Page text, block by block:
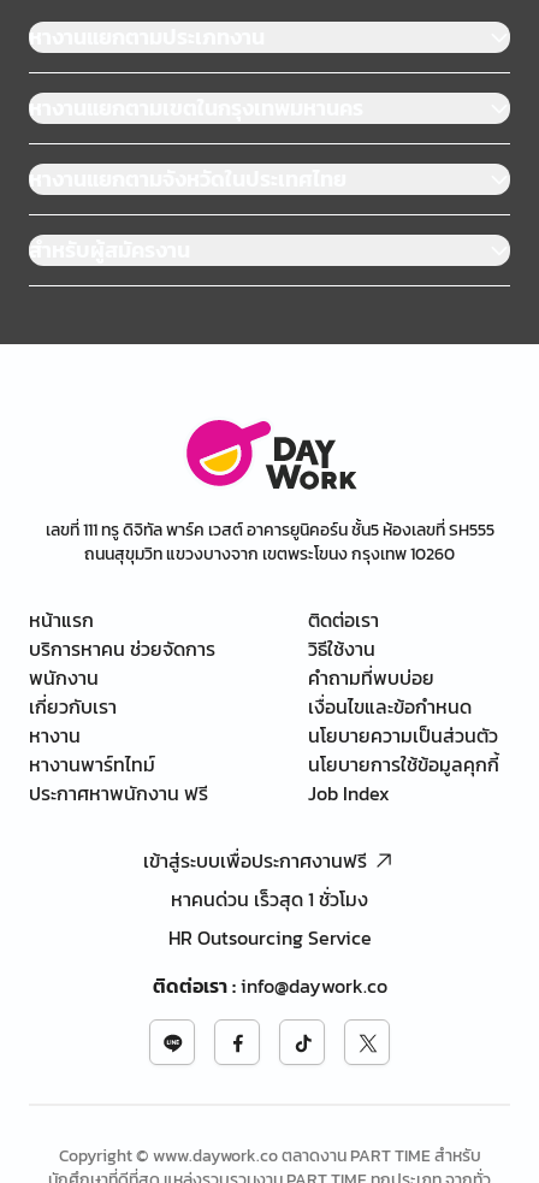
หางานแยกตามประเภทงาน
หางานแยกตามเขตในกรุงเทพมหานคร
หางานแยกตามจังหวัดในประเทศไทย
สำหรับผู้สมัครงาน
เลขที่ 111 ทรู ดิจิทัล พาร์ค เวสต์ อาคารยูนิคอร์น ชั้น5 ห้องเลขที่ SH555
ถนนสุขุมวิท แขวงบางจาก เขตพระโขนง กรุงเทพ 10260
หน้าแรก
บริการหาคน ช่วยจัดการ
พนักงาน
เกี่ยวกับเรา
หางาน
หางานพาร์ทไทม์
ประกาศหาพนักงาน ฟรี
ติดต่อเรา
วิธีใช้งาน
คำถามที่พบบ่อย
เงื่อนไขและข้อกำหนด
นโยบายความเป็นส่วนตัว
นโยบายการใช้ข้อมูลคุกกี้
Job Index
เข้าสู่ระบบเพื่อประกาศงานฟรี
หาคนด่วน เร็วสุด 1 ชั่วโมง
HR Outsourcing Service
ติดต่อเรา:info@daywork.co
Copyright © www.daywork.co ตลาดงาน PART TIME สำหรับ